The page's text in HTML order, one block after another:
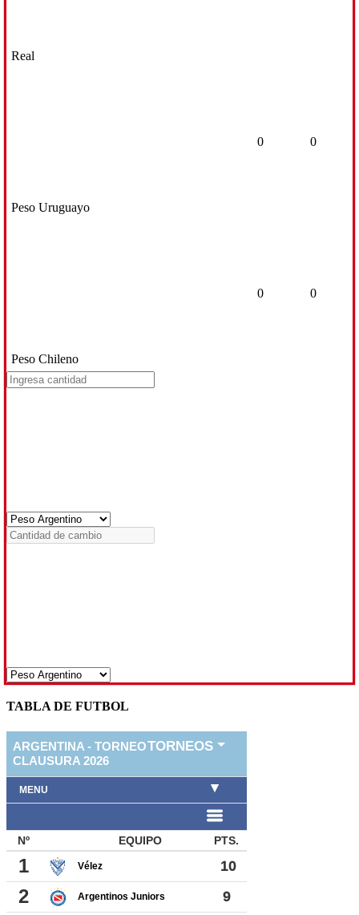
Real
Peso Uruguayo
0 0
Peso Chileno
0 0
TABLA DE FUTBOL